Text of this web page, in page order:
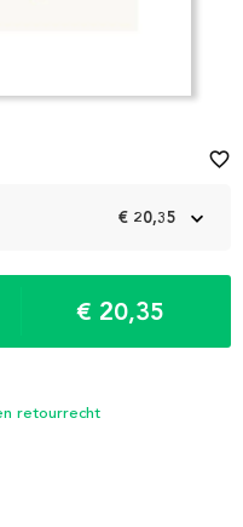
€ 20,35
€ 20,35
retourrecht
favorite_border